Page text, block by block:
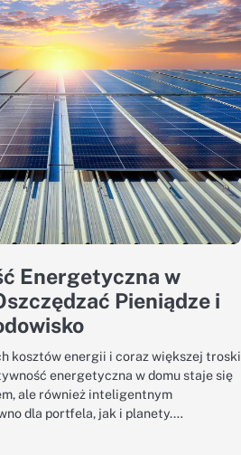
Energetyczna w
Pieniądze i
kosztów energii i coraz większej troski
energetyczna w domu staje się
ale również inteligentnym
dla portfela, jak i planety.…